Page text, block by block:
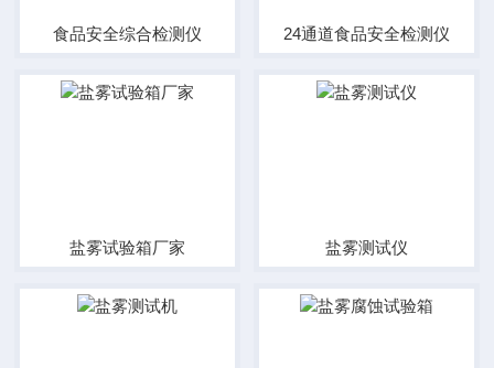
食品安全综合检测仪 24通道食品安全检测仪
盐雾试验箱厂家 盐雾测试仪